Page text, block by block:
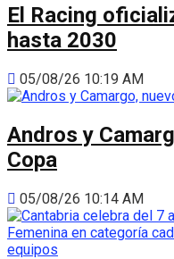
El Racing
hasta 2030
05/08/26 10:19 AM
Andros y
Copa
05/08/26 10:14 AM